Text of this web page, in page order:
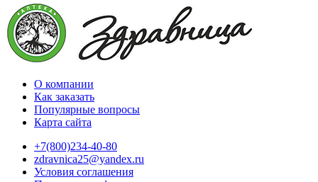
О компании
Как заказать
Популярные вопросы
Карта сайта
+7(800)234-40-80
zdravnica25@yandex.ru
Условия соглашения